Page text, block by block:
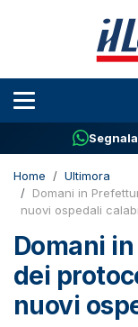
Home
Ultimora
Domani in
nuovi ospedali
Domani
dei
nuovi